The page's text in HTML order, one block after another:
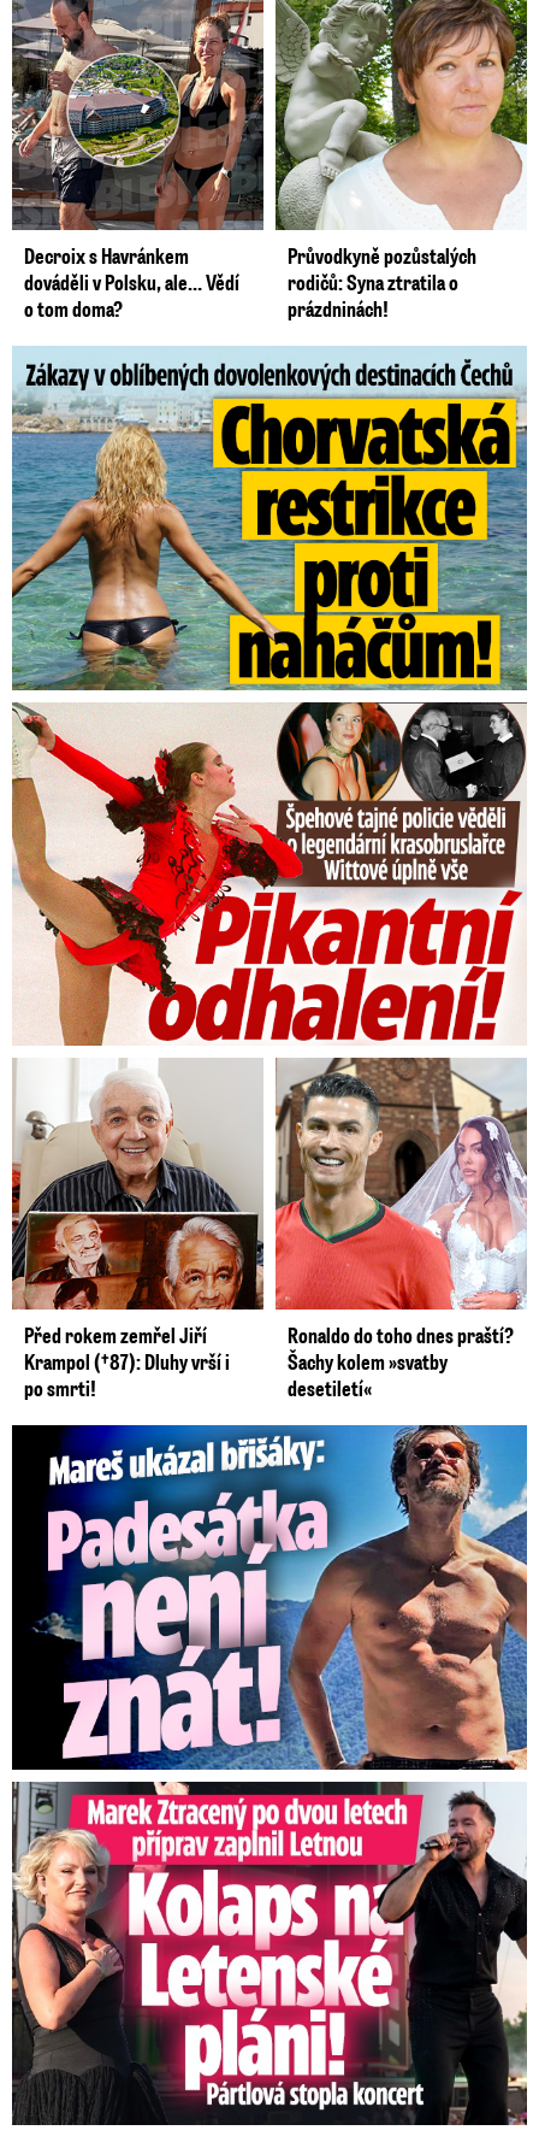
Decroix s Havránkem
dováděli v Polsku, ale… Vědí
o tom doma?
Průvodkyně pozůstalých
rodičů: Syna ztratila o
prázdninách!
Zákazy v dovolenkových rájích: Restrikce proti naháčům!
Tajná policie špehovala krasobruslařku Wittovou: Pikantní ...
Před rokem zemřel Jiří
Krampol (†87): Dluhy vrší i
po smrti!
Ronaldo do toho dnes praští?
Šachy kolem »svatby
desetiletí«
Mareš v dokonalé formě ukázal břišáky: Padesátka není znát
Marek Ztracený na Letné: Pártlová stopla koncert